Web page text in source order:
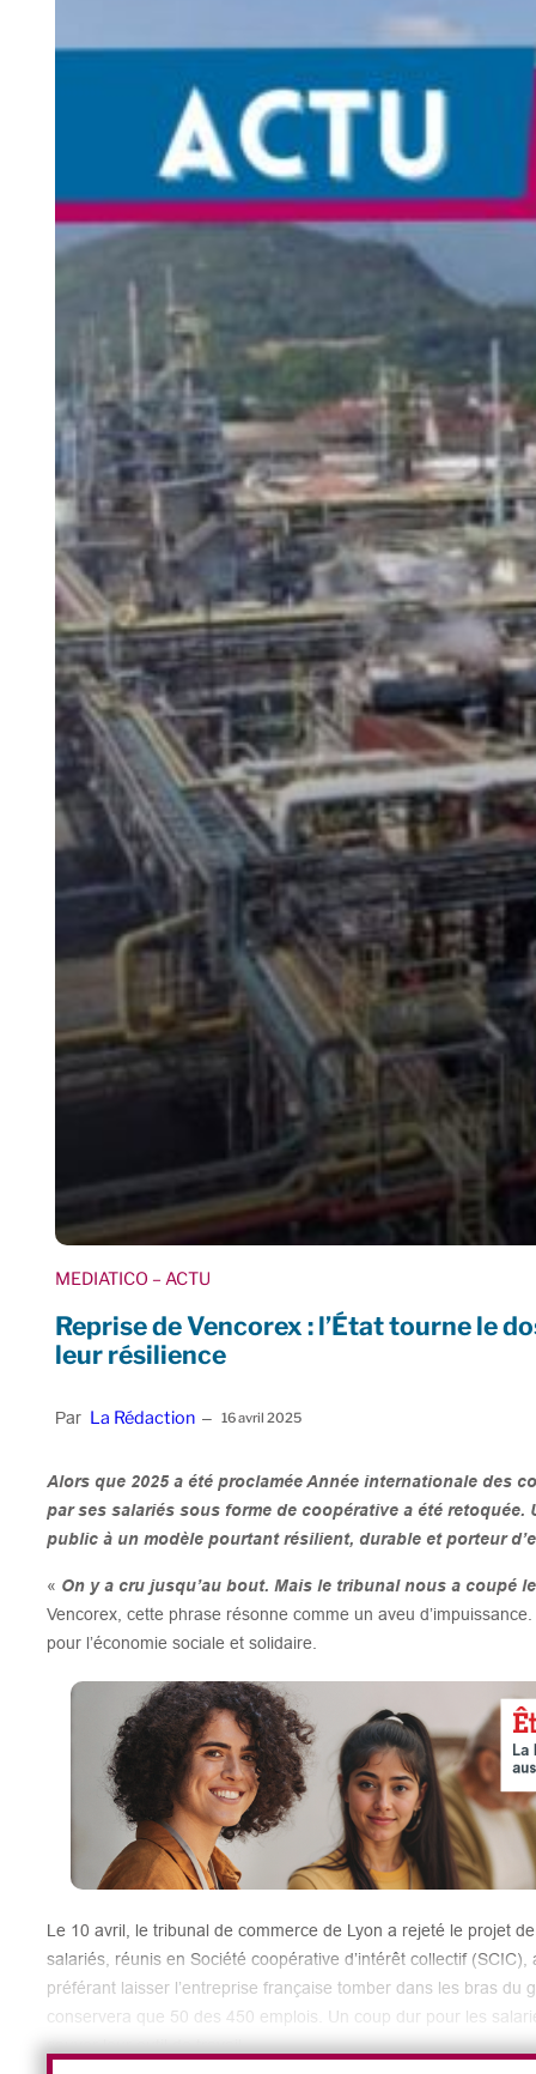
MEDIATICO – ACTU
Reprise de Vencorex : l’État tourne le
leur résilience
Par La Rédaction – 16 avril 2025
Alors que 2025 a été proclamée Année internationale des
par ses salariés sous forme de coopérative a été retoquée.
public à un modèle pourtant résilient, durable et porteur
« On y a cru jusqu’au bout. Mais le tribunal nous a coupé
Vencorex, cette phrase résonne comme un aveu
pour l’économie sociale et solidaire.
Le 10 avril, le tribunal de commerce de Lyon a rejeté le projet
salariés, réunis en Société coopérative d’intérêt collectif
préférant laisser l’entreprise française tomber dans les bras du
conservera que 50 des 450 emplois. Un coup dur pour les
sauver leur outil de travail.